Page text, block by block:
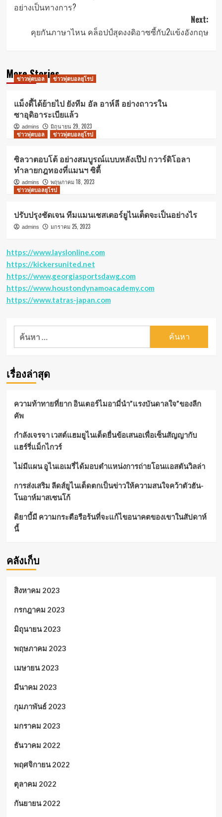
อย่างเป็นทางการ?
Next:
คุยกันภาษาไหน คล็อปป์สุดงงดิอาซซี้กับ2แข้งอังกฤษ
More Stories
ข่าวฟุตบอล ข่าวฟุตบอลยุโรป
แม็งดี้ได้ย้ายไป ยังทีม อัล อาห์ลี อย่างถาวรใน
ซาอุดิอาระเบียแล้ว
admins
มิถุนายน 29, 2023
ข่าวฟุตบอล
ข่าวฟุตบอลยุโรป
ซิลวาตอบโต้ อย่างสมบูรณ์แบบหลังเป๊ป กวาร์ดิโอลา
ทำลายกฎทองที่แมนฯ ซิตี้
admins
พฤษภาคม 18, 2023
ข่าวฟุตบอลยุโรป
ปรับปรุงชัดเจน ทีมแมนเชสเตอร์ยูไนเต็ดจะเป็นอย่างไร
admins มกราคม 25, 2023
https://www.layslonline.com
https://kickersunited.net
https://www.georgiasportsdawg.com
https://www.houstondynamoacademy.com
https://www.tatras-japan.com
ค้นหา
เรื่องล่าสุด
ความท้าทายที่ยาก อินเตอร์ไมอามี่นำ”แรงบันดาลใจ”ของลีก
คัพ
กำลังเจรจา เวสต์แฮมยูไนเต็ดยื่นข้อเสนอเพื่อเซ็นสัญญากับ
แฮร์รี่แม็กไกวร์
ไม่มีแผน อูไนเอเมรี่ได้มอบตำแหน่งการถ่ายโอนแอสตันวิลล่า
การส่งเสริม ลีดส์ยูไนเต็ดตกเป็นข่าวให้ความสนใจคว้าตัวฮัน-
โนอาห์มาสเซนโก้
ดิยาบี้มี ความกระตือรือร้นที่จะแก้ไขอนาคตของเขาในสัปดาห์
นี้
คลังเก็บ
สิงหาคม 2023
กรกฎาคม 2023
มิถุนายน 2023
พฤษภาคม 2023
เมษายน 2023
มีนาคม 2023
กุมภาพันธ์ 2023
มกราคม 2023
ธันวาคม 2022
พฤศจิกายน 2022
ตุลาคม 2022
กันยายน 2022